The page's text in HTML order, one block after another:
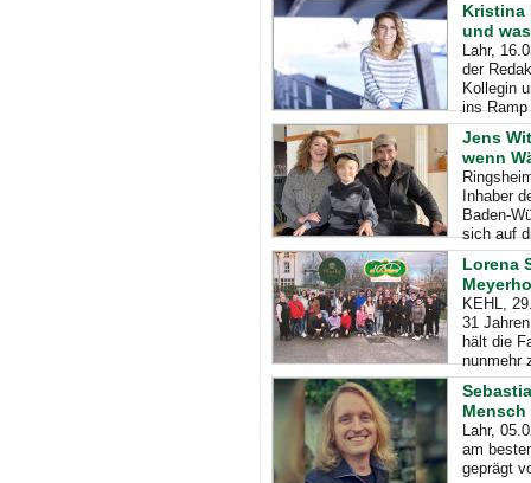
Kristina
und
Lahr,
der
Kollegin
ins Ramp
Jens
wenn
Inhaber
Baden-
sich auf
Lorena
KEHL,
31
hält die
nunmehr
Mensch
Lahr,
am
geprägt